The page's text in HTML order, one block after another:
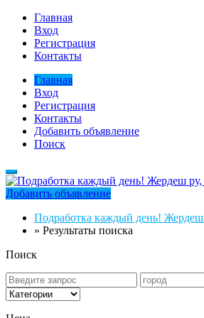
Главная
Вход
Регистрация
Контакты
Главная
Вход
Регистрация
Контакты
Добавить объявление
Поиск
Добавить объявление
Подработка каждый день!
» Результаты поиска
Поиск